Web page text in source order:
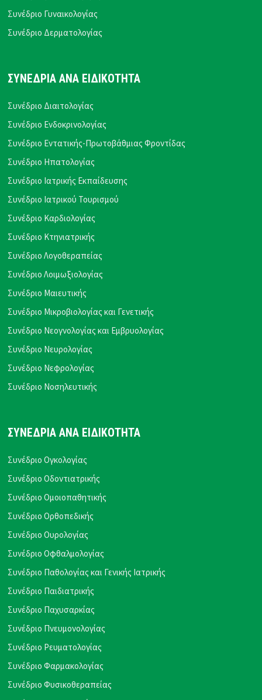
Συνέδριο Γυναικολογίας
Συνέδριο Δερματολογίας
ΣΥΝΕΔΡΙΑ ΑΝΑ ΕΙΔΙΚΟΤΗΤΑ
Συνέδριο Διαιτολογίας
Συνέδριο Ενδοκρινολογίας
Συνέδριο Εντατικής-Πρωτοβάθμιας Φροντίδας
Συνέδριο Ηπατολογίας
Συνέδριο Ιατρικής Εκπαίδευσης
Συνέδριο Ιατρικού Τουρισμού
Συνέδριο Καρδιολογίας
Συνέδριο Κτηνιατρικής
Συνέδριο Λογοθεραπείας
Συνέδριο Λοιμωξιολογίας
Συνέδριο Μαιευτικής
Συνέδριο Μικροβιολογίας και Γενετικής
Συνέδριο Νεογνολογίας και Εμβρυολογίας
Συνέδριο Νευρολογίας
Συνέδριο Νεφρολογίας
Συνέδριο Νοσηλευτικής
ΣΥΝΕΔΡΙΑ ΑΝΑ ΕΙΔΙΚΟΤΗΤΑ
Συνέδριο Ογκολογίας
Συνέδριο Οδοντιατρικής
Συνέδριο Ομοιοπαθητικής
Συνέδριο Ορθοπεδικής
Συνέδριο Ουρολογίας
Συνέδριο Οφθαλμολογίας
Συνέδριο Παθολογίας και Γενικής Ιατρικής
Συνέδριο Παιδιατρικής
Συνέδριο Παχυσαρκίας
Συνέδριο Πνευμονολογίας
Συνέδριο Ρευματολογίας
Συνέδριο Φαρμακολογίας
Συνέδριο Φυσικοθεραπείας